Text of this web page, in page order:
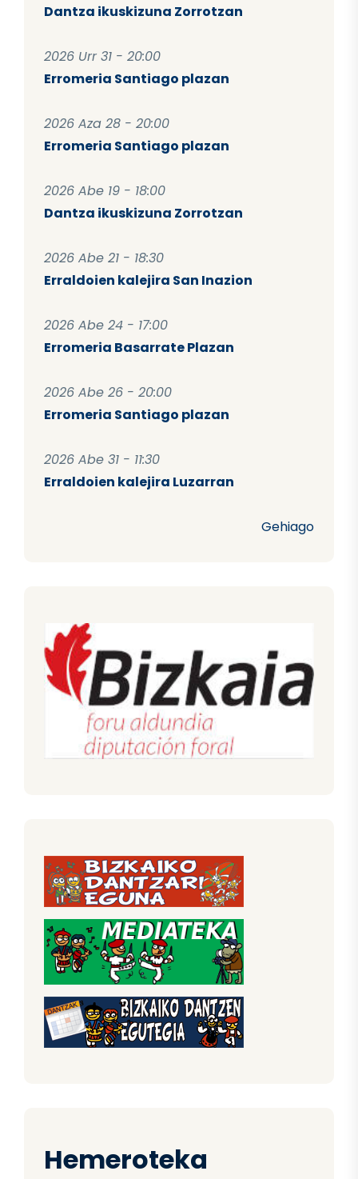
Dantza ikuskizuna Zorrotzan
2026 Urr 31 - 20:00
Erromeria Santiago plazan
2026 Aza 28 - 20:00
Erromeria Santiago plazan
2026 Abe 19 - 18:00
Dantza ikuskizuna Zorrotzan
2026 Abe 21 - 18:30
Erraldoien kalejira San Inazion
2026 Abe 24 - 17:00
Erromeria Basarrate Plazan
2026 Abe 26 - 20:00
Erromeria Santiago plazan
2026 Abe 31 - 11:30
Erraldoien kalejira Luzarran
Gehiago
Hemeroteka